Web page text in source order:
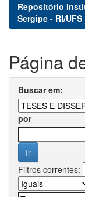
Repositório
Sergipe - RI/UFS
Página
Buscar em:
por
Filtros correntes: